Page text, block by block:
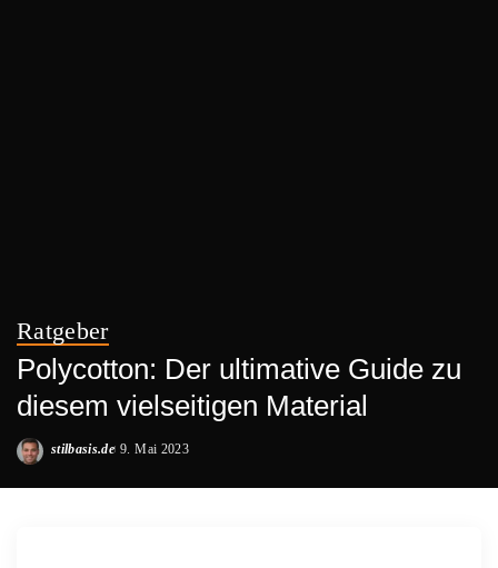
Ratgeber
Polycotton: Der ultimative Guide zu
diesem vielseitigen Material
Posted
stilbasis.de 9. Mai 2023